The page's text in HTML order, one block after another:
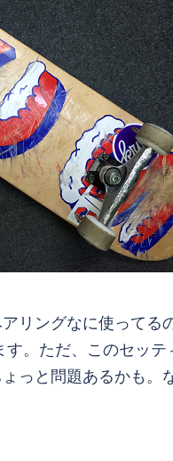
リングなに使って
す。ただ、このセッ
っと問題あるかも。